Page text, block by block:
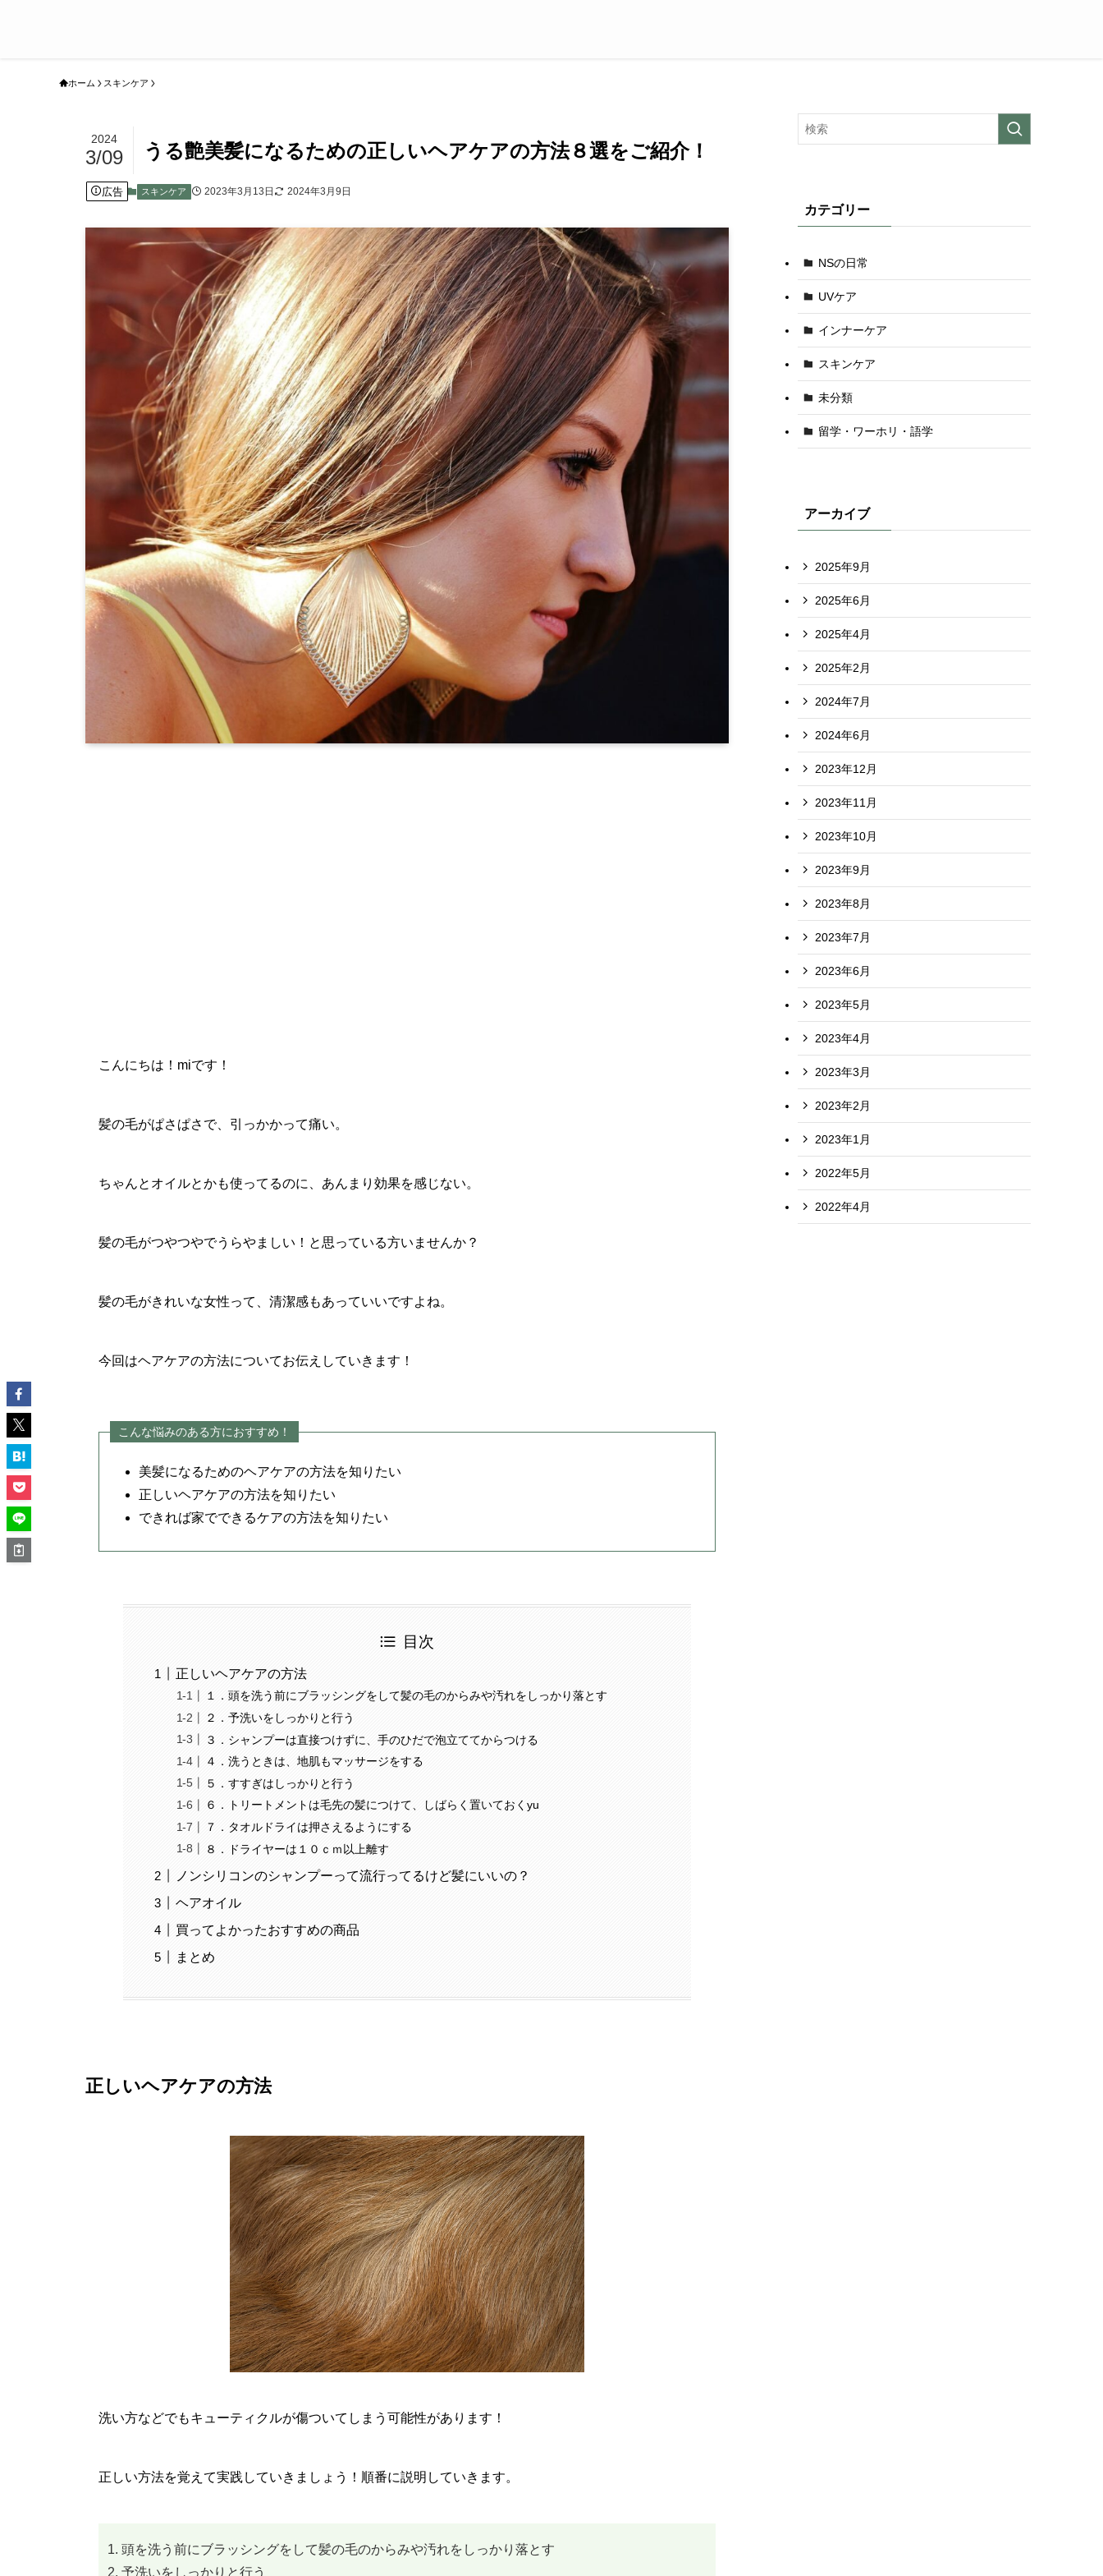
ホーム スキンケア
うる艶美髪になるための正しいヘアケアの方法８選をご紹介！
2024
3/09
広告 スキンケア 2023年3月13日 2024年3月9日
こんにちは！miです！
髪の毛がぱさぱさで、引っかかって痛い。
ちゃんとオイルとかも使ってるのに、あんまり効果を感じない。
髪の毛がつやつやでうらやましい！と思っている方いませんか？
髪の毛がきれいな女性って、清潔感もあっていいですよね。
今回はヘアケアの方法についてお伝えしていきます！
こんな悩みのある方におすすめ！
美髪になるためのヘアケアの方法を知りたい
正しいヘアケアの方法を知りたい
できれば家でできるケアの方法を知りたい
目次
正しいヘアケアの方法
１．頭を洗う前にブラッシングをして髪の毛のからみや汚れをしっかり落とす
２．予洗いをしっかりと行う
３．シャンプーは直接つけずに、手のひだで泡立ててからつける
４．洗うときは、地肌もマッサージをする
５．すすぎはしっかりと行う
６．トリートメントは毛先の髪につけて、しばらく置いておくyu
７．タオルドライは押さえるようにする
８．ドライヤーは１０ｃｍ以上離す
ノンシリコンのシャンプーって流行ってるけど髪にいいの？
ヘアオイル
買ってよかったおすすめの商品
まとめ
正しいヘアケアの方法
洗い方などでもキューティクルが傷ついてしまう可能性があります！
正しい方法を覚えて実践していきましょう！順番に説明していきます。
頭を洗う前にブラッシングをして髪の毛のからみや汚れをしっかり落とす
予洗いをしっかりと行う
カテゴリー
NSの日常
UVケア
インナーケア
スキンケア
未分類
留学・ワーホリ・語学
アーカイブ
2025年9月
2025年6月
2025年4月
2025年2月
2024年7月
2024年6月
2023年12月
2023年11月
2023年10月
2023年9月
2023年8月
2023年7月
2023年6月
2023年5月
2023年4月
2023年3月
2023年2月
2023年1月
2022年5月
2022年4月